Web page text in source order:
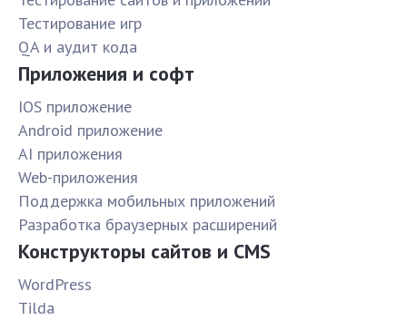
Тестирование игр
QA и аудит кода
Приложения и софт
IOS приложение
Android приложение
AI приложения
Web-приложения
Поддержка мобильных приложений
Разработка браузерных расширений
Конструкторы сайтов и CMS
WordPress
Tilda